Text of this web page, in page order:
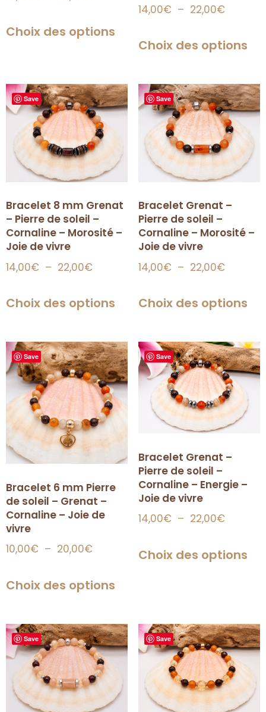
Choix des options
14,00€ – 22,00€
Choix des options
Save
Bracelet 8 mm Grenat
– Pierre de soleil –
Cornaline – Morosité –
Joie de vivre
14,00€ – 22,00€
Choix des options
Save
Bracelet Grenat –
Pierre de soleil –
Cornaline – Morosité –
Joie de vivre
14,00€ – 22,00€
Choix des options
Save
Bracelet 6 mm Pierre
de soleil – Grenat –
Cornaline – Joie de
vivre
10,00€ – 20,00€
Choix des options
Save
Bracelet Grenat –
Pierre de soleil –
Cornaline – Energie –
Joie de vivre
14,00€ – 22,00€
Choix des options
Save Save